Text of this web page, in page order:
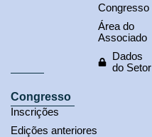
Congresso
Área do
Associado
Dados
do Setor
Congresso
Inscrições
Edições anteriores